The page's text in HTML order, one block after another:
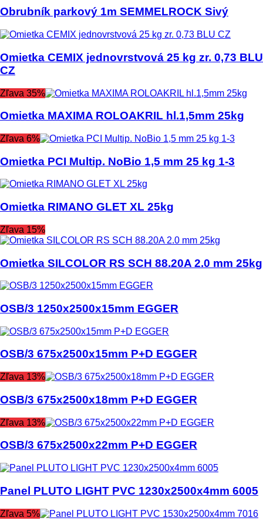
Obrubník parkový 1m SEMMELROCK Sivý
Omietka CEMIX jednovrstvová 25 kg zr. 0,73 BLU
CZ
Zľava 35%
Omietka MAXIMA ROLOAKRIL hl.1,5mm 25kg
Zľava 6%
Omietka PCI Multip. NoBio 1,5 mm 25 kg 1-3
Omietka RIMANO GLET XL 25kg
Zľava 15%
Omietka SILCOLOR RS SCH 88.20A 2.0 mm 25kg
OSB/3 1250x2500x15mm EGGER
OSB/3 675x2500x15mm P+D EGGER
Zľava 13%
OSB/3 675x2500x18mm P+D EGGER
Zľava 13%
OSB/3 675x2500x22mm P+D EGGER
Panel PLUTO LIGHT PVC 1230x2500x4mm 6005
Zľava 5%